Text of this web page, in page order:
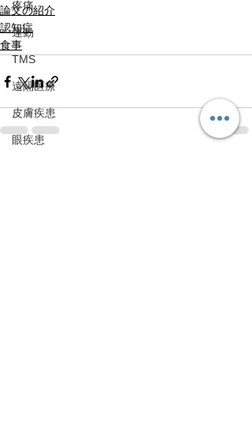
疼痛
運動
TMS
遠隔医療
皮膚疾患
眼疾患
論文の紹介
認知症
食事